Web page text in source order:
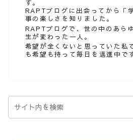
す。
RAPTブログに出会ってから「
事の楽しさを知りました。
RAPTブログで、世の中のあら
生が変わった一人。
希望が全くないと思っていた私
も希望も持って毎日を邁進中で